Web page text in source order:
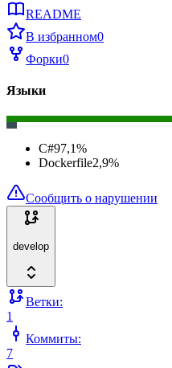
README
В избранном0
Форки0
Языки
C#97,1%
Dockerfile2,9%
Сообщить о нарушении
develop
Ветки:
1
Коммиты:
7